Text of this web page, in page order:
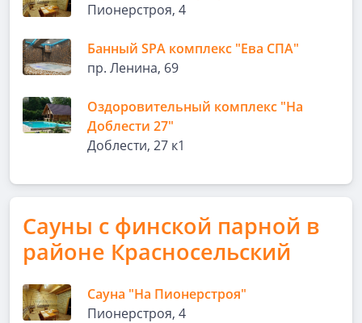
Пионерстроя, 4
Банный SPA комплекс "Ева СПА"
пр. Ленина, 69
Оздоровительный комплекс "На
Доблести 27"
Доблести, 27 к1
Сауны с финской парной в
районе Красносельский
Сауна "На Пионерстроя"
Пионерстроя, 4